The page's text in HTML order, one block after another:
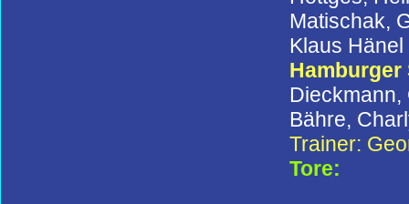
Matischak,
Klaus
Hamburger
Dieckmann,
Bähre,
Trainer:
Tore: